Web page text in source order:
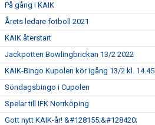
På gång i KAIK
Årets ledare fotboll 2021
KAIK återstart
Jackpotten Bowlingbrickan 13/2 2022
KAIK-Bingo Kupolen kör igång 13/2 kl. 14.45
Söndagsbingo i Cupolen
Spelar till IFK Norrköping
Gott nytt KAIK-år! &#128155;&#128420;